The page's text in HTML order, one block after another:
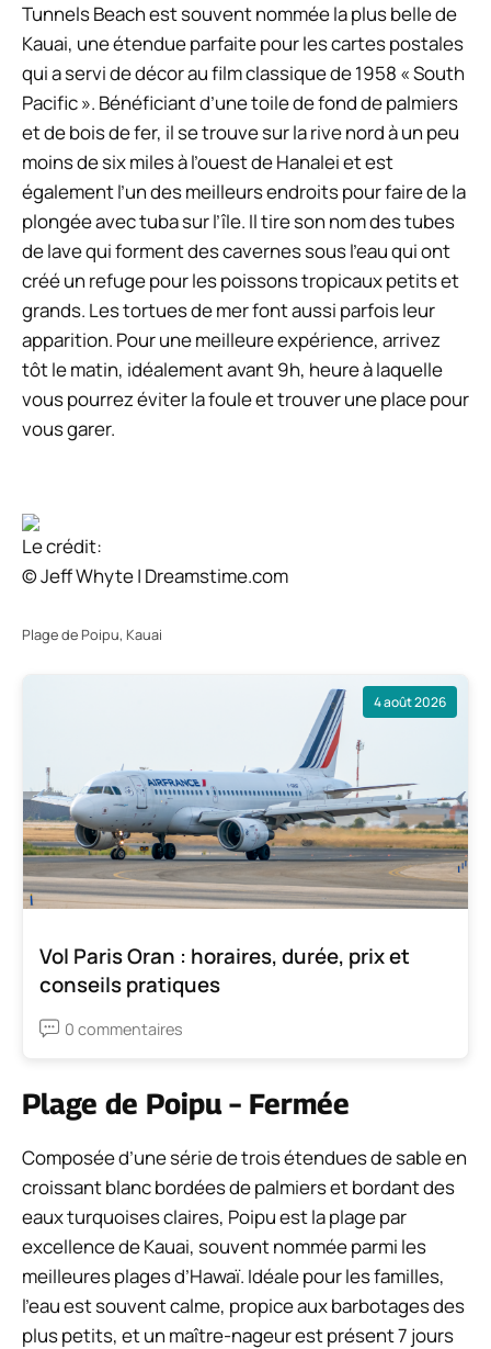
Tunnels Beach est souvent nommée la plus belle de
Kauai, une étendue parfaite pour les cartes postales
qui a servi de décor au film classique de 1958 « South
Pacific ». Bénéficiant d’une toile de fond de palmiers
et de bois de fer, il se trouve sur la rive nord à un peu
moins de six miles à l’ouest de Hanalei et est
également l’un des meilleurs endroits pour faire de la
plongée avec tuba sur l’île. Il tire son nom des tubes
de lave qui forment des cavernes sous l’eau qui ont
créé un refuge pour les poissons tropicaux petits et
grands. Les tortues de mer font aussi parfois leur
apparition. Pour une meilleure expérience, arrivez
tôt le matin, idéalement avant 9h, heure à laquelle
vous pourrez éviter la foule et trouver une place pour
vous garer.
Le crédit:
© Jeff Whyte | Dreamstime.com
Plage de Poipu, Kauai
4 août 2026
Vol Paris Oran : horaires, durée, prix et
conseils pratiques
0 commentaires
Plage de Poipu – Fermée
Composée d’une série de trois étendues de sable en
croissant blanc bordées de palmiers et bordant des
eaux turquoises claires, Poipu est la plage par
excellence de Kauai, souvent nommée parmi les
meilleures plages d’Hawaï. Idéale pour les familles,
l’eau est souvent calme, propice aux barbotages des
plus petits, et un maître-nageur est présent 7 jours